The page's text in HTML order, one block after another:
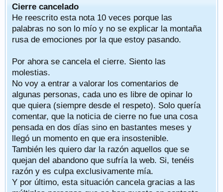
Cierre cancelado
He reescrito esta nota 10 veces porque las
palabras no son lo mío y no se explicar la montaña
rusa de emociones por la que estoy pasando.
Por ahora se cancela el cierre. Siento las
molestias.
No voy a entrar a valorar los comentarios de
algunas personas, cada uno es libre de opinar lo
que quiera (siempre desde el respeto). Solo quería
comentar, que la noticia de cierre no fue una cosa
pensada en dos días sino en bastantes meses y
llegó un momento en que era insostenible.
También les quiero dar la razón aquellos que se
quejan del abandono que sufría la web. Si, tenéis
razón y es culpa exclusivamente mía.
Y por último, esta situación cancela gracias a las